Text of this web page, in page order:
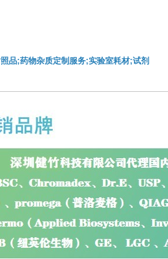
品;药物杂质定制服务;实验室耗材;试剂